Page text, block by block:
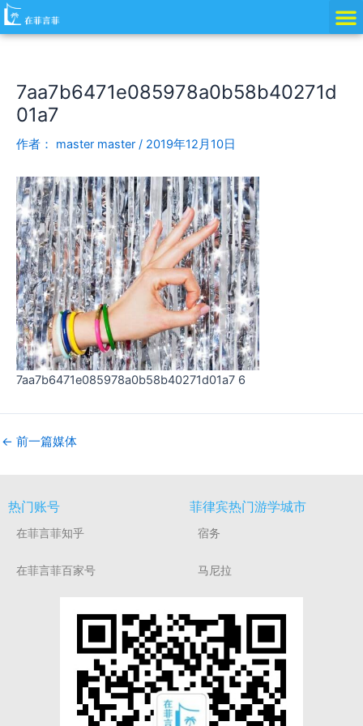
跳
至
7aa7b6471e085978a0b58b40271d
01a7
作者： master master / 2019年12月10日
7aa7b6471e085978a0b58b40271d01a7 6
Post
navigation
← 前一篇媒体
热门账号
在菲言菲知乎
在菲言菲百家号
菲律宾热门游学城市
宿务
马尼拉